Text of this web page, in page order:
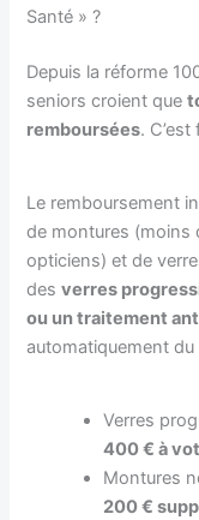
Santé » ?
Depuis la réforme
seniors croient que
remboursées.
Le remboursement
de montures (moins
opticiens) et de
desverres
ou un traitement
automatiquement
Verres
400 € à
Montures
200 €